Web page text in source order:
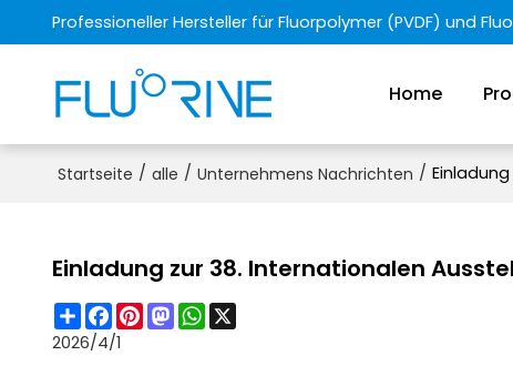
Professioneller Hersteller für Fluorpolymer (PVDF) und
Home
Startseite / alle / Unternehmens Nachrichten /
Einladung zur 38. Internationalen
ShareFacebook
Pinterest
Mastodon
WhatsApp
X
2026/4/1